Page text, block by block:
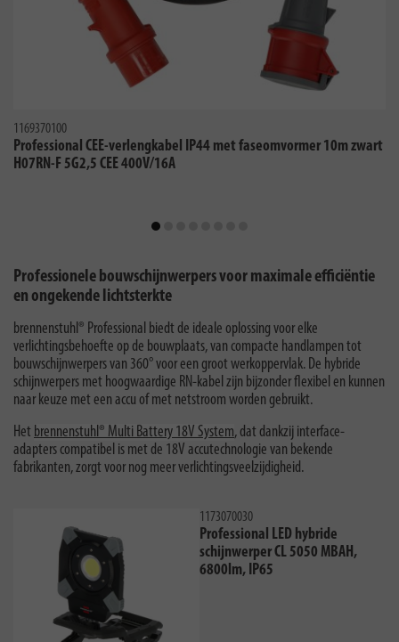
1169370100
Professional CEE-verlengkabel IP44 met faseomvormer 10m zwart
H07RN-F 5G2,5 CEE 400V/16A
Professionele bouwschijnwerpers voor maximale efficiëntie
en ongekende lichtsterkte
brennenstuhl® Professional biedt de ideale oplossing voor elke
verlichtingsbehoefte op de bouwplaats, van compacte handlampen tot
bouwschijnwerpers van 360° voor een groot werkoppervlak. De hybride
schijnwerpers met hoogwaardige RN-kabel zijn bijzonder flexibel en kunnen
naar keuze met een accu of met netstroom worden gebruikt.
Het brennenstuhl® Multi Battery 18V System, dat dankzij interface-
adapters compatibel is met de 18V accutechnologie van bekende
fabrikanten, zorgt voor nog meer verlichtingsveelzijdigheid.
1173070030
Professional LED hybride
schijnwerper CL 5050 MBAH,
6800lm, IP65